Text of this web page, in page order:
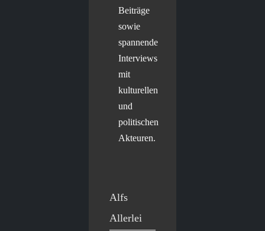
Beiträge
sowie
spannende
Interviews
mit
kulturellen
und
politischen
Akteuren.
Alfs
Allerlei